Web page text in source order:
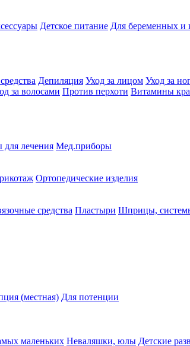
Детское питание Для беременных и
Депиляция Уход за лицом Уход за
за волосами Против перхоти Витамины
для лечения Мед.приборы
Ортопедические изделия
средства Пластыри Шприцы,
(местная) Для потенции
маленьких Неваляшки, юлы Детские